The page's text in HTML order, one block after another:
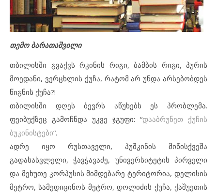
თემო ბარათაშვილი
თბილისში გვაქვს რკინის რიგი, ბამბის რიგი, პურის
მოედანი, ვერცხლის ქუჩა, რატომ არ უნდა არსებობდეს
წიგნის ქუჩა?!
თბილისში დღეს ბევრს აწუხებს ეს პრობლემა.
ფეიბუქზეც გამოჩნდა უკვე ჯგუფი: “დააბრუნეთ ქუჩის
ბუკინისტები“.
ადრე იყო რუსთაველი, პუშკინის მიწისქვეშა
გადასასვლელი, ჭავჭავაძე, უნივერსიტეტის პირველი
და მეხუთე კორპუსის მიმდებარე ტერიტორია, დელისის
მეტრო, სამედიცინოს მეტრო, დოლიძის ქუჩა, ქაშუეთის